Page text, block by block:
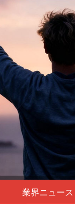
業界ニュース